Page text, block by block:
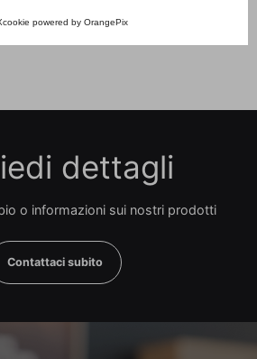
powered by OrangePix
dettagli
o informazioni sui nostri prodotti
Contattaci subito